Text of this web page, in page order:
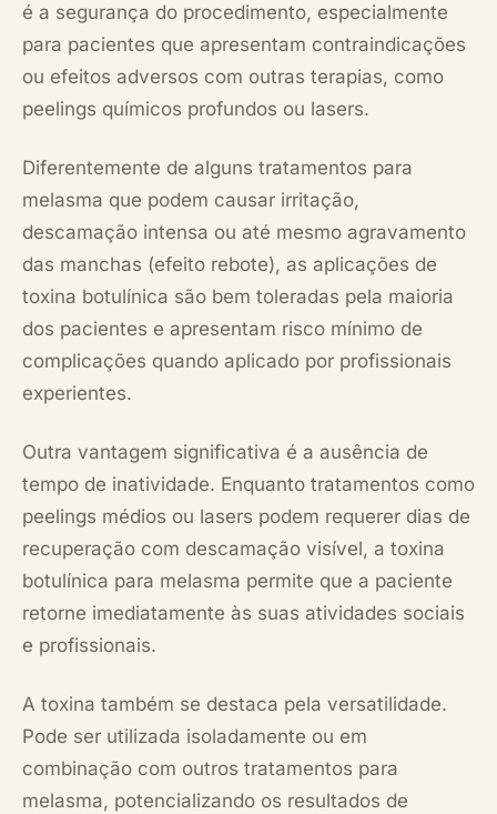
é a segurança do procedimento, especialmente
para pacientes que apresentam contraindicações
ou efeitos adversos com outras terapias, como
peelings químicos profundos ou lasers.
Diferentemente de alguns tratamentos para
melasma que podem causar irritação,
descamação intensa ou até mesmo agravamento
das manchas (efeito rebote), as aplicações de
toxina botulínica são bem toleradas pela maioria
dos pacientes e apresentam risco mínimo de
complicações quando aplicado por profissionais
experientes.
Outra vantagem significativa é a ausência de
tempo de inatividade. Enquanto tratamentos como
peelings médios ou lasers podem requerer dias de
recuperação com descamação visível, a toxina
botulínica para melasma permite que a paciente
retorne imediatamente às suas atividades sociais
e profissionais.
A toxina também se destaca pela versatilidade.
Pode ser utilizada isoladamente ou em
combinação com outros tratamentos para
melasma, potencializando os resultados de